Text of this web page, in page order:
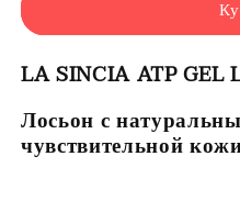
-
Лосьон
с
церамидами
для
LOTION
-
Лосьон
с
для
LA SINCIA ATP GEL
Лосьон с
чувствительной